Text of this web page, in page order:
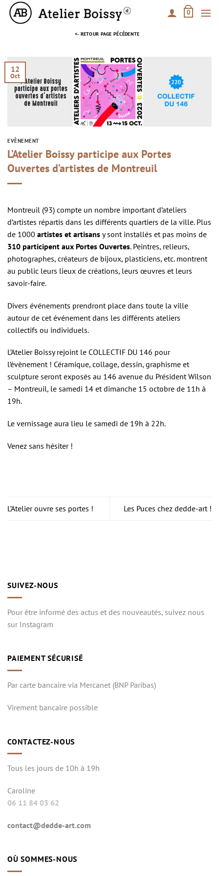
Passer
0
<- RETOUR PAGE PÉCÉDENTE
12
Oct
EVÈNEMENT
L’Atelier Boissy participe aux Portes
Ouvertes d’artistes de Montreuil
Montreuil (93) compte un nombre important d’ateliers
d’artistes répartis dans les différents quartiers de la ville. Plus
de 1000 artistes et artisans y sont installés et pas moins de
310 participent aux Portes Ouvertes. Peintres, relieurs,
photographes, créateurs de bijoux, plasticiens, etc. montrent
au public leurs lieux de créations, leurs œuvres et leurs
savoir-faire.
Divers événements prendront place dans toute la ville
autour de cet événement dans les différents ateliers
collectifs ou individuels.
L’Atelier Boissy rejoint le COLLECTIF DU 146 pour
l’évènement ! Céramique, collage, dessin, graphisme et
sculpture seront exposés au 146 avenue du Président Wilson
– Montreuil, le samedi 14 et dimanche 15 octobre de 11h à
19h.
Le vernissage aura lieu le samedi de 19h à 22h.
Venez sans hésiter !
L’Atelier ouvre ses portes ! Les Puces chez dedde-art !
SUIVEZ-NOUS
Pour être informé des actus et des nouveautés, suivez nous
sur Instagram
PAIEMENT SÉCURISÉ
Par carte bancaire via Mercanet (BNP Paribas)
Virement bancaire possible
CONTACTEZ-NOUS
Tous les jours de 10h à 19h
Caroline
06 11 84 03 62
contact@dedde-art.com
OÙ SOMMES-NOUS